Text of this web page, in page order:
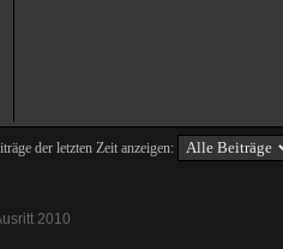
der letzten Zeit anzeigen:
2010